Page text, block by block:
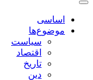
اساسی
موضوع‌ها
سیاست
اقتصاد
تاریخ
دین